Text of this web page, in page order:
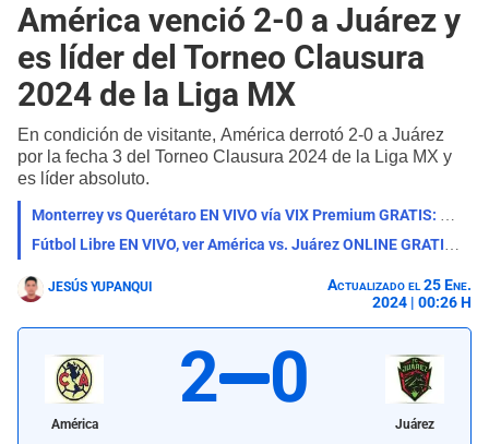
América venció 2-0 a Juárez y
es líder del Torneo Clausura
2024 de la Liga MX
En condición de visitante, América derrotó 2-0 a Juárez
por la fecha 3 del Torneo Clausura 2024 de la Liga MX y
es líder absoluto.
Monterrey vs Querétaro EN VIVO vía VIX Premium GRATIS: a qué hora juega y dónde ver
Fútbol Libre EN VIVO, ver América vs. Juárez ONLINE GRATIS por el Clausura de la Liga MX
JESÚS YUPANQUI
Actualizado el 25 Ene.
2024 | 00:26 H
América
2 0
Juárez